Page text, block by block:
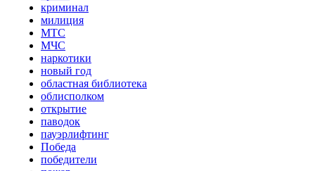
криминал
милиция
МТС
МЧС
наркотики
новый год
областная библиотека
облисполком
открытие
паводок
пауэрлифтинг
Победа
победители